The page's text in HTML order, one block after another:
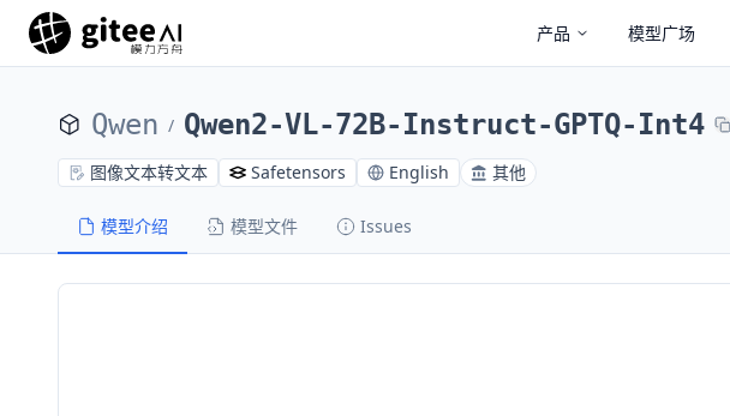
产品 模型广场
Qwen / Qwen2-VL-72B-Instruct-GPTQ-Int4
图像文本转文本 Safetensors English 其他
模型介绍 模型文件 Issues